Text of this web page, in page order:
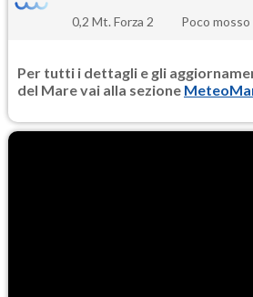
0,2 Mt. Forza 2
Poco mosso
Per tutti i dettagli e gli
del Mare vai alla sezione